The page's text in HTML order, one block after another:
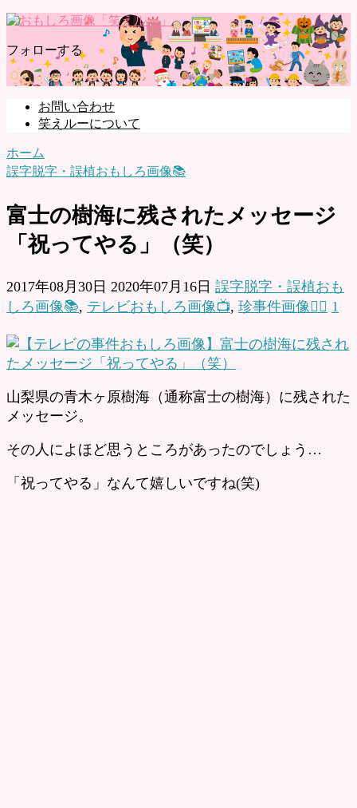
フォローする
お問い合わせ
笑えルーについて
ホーム
誤字脱字・誤植おもしろ画像📚
富士の樹海に残されたメッセージ
「祝ってやる」（笑）
2017年08月30日 2020年07月16日 誤字脱字・誤植おも
しろ画像📚, テレビおもしろ画像📺, 珍事件画像👮‍♂️ 1
山梨県の青木ヶ原樹海（通称富士の樹海）に残された
メッセージ。
その人によほど思うところがあったのでしょう…
「祝ってやる」なんて嬉しいですね(笑)